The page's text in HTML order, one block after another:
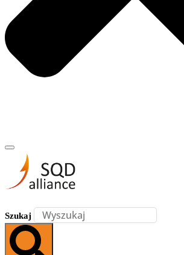
Szukaj